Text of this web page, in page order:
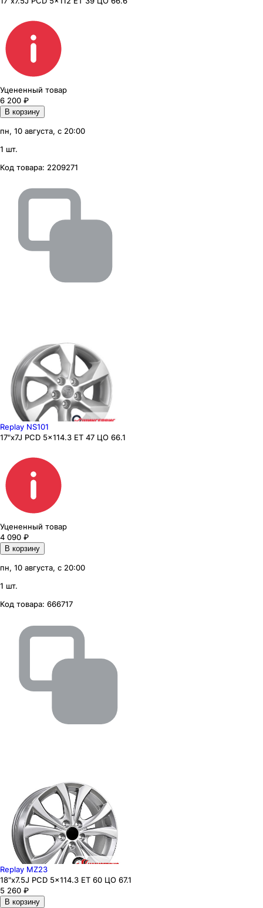
Уцененный товар
6 200 ₽
В корзину
пн, 10 августа, с 20:00
1 шт.
Код товара: 2209271
Replay NS101
17"x7J PCD 5x114.3 ЕТ 47 ЦО 66.1
Уцененный товар
4 090 ₽
В корзину
пн, 10 августа, с 20:00
1 шт.
Код товара: 666717
Replay MZ23
18"x7.5J PCD 5x114.3 ЕТ 60 ЦО 67.1
5 260 ₽
В корзину